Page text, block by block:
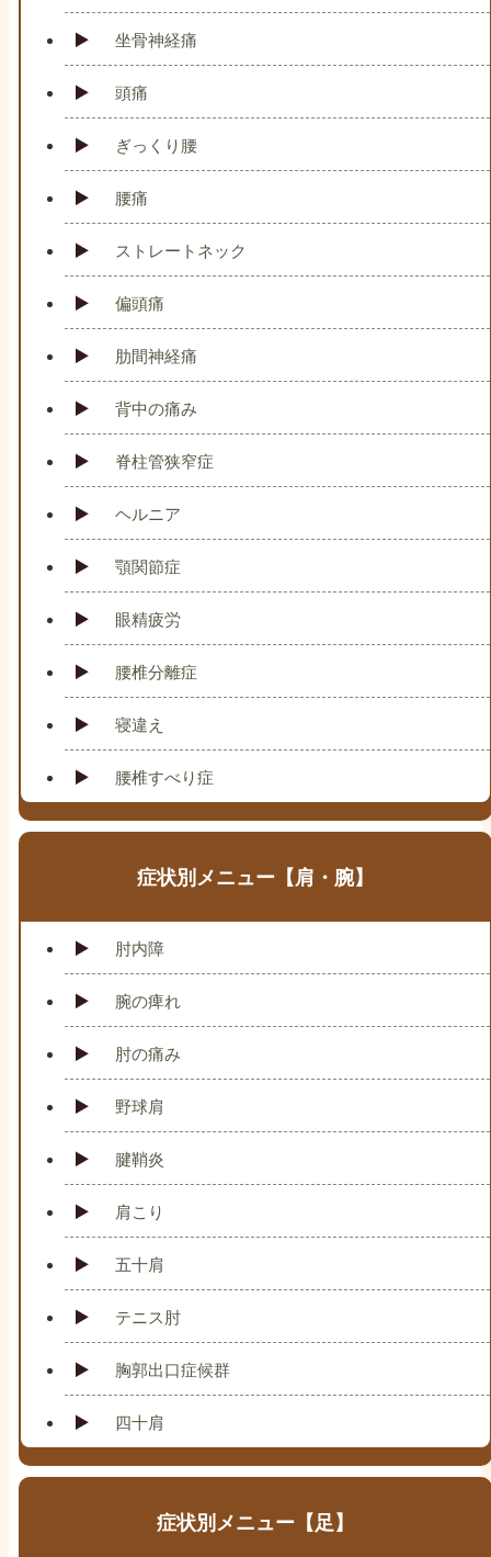
坐骨神経痛
頭痛
ぎっくり腰
腰痛
ストレートネック
偏頭痛
肋間神経痛
背中の痛み
脊柱管狭窄症
ヘルニア
顎関節症
眼精疲労
腰椎分離症
寝違え
腰椎すべり症
症状別メニュー【肩・腕】
肘内障
腕の痺れ
肘の痛み
野球肩
腱鞘炎
肩こり
五十肩
テニス肘
胸郭出口症候群
四十肩
症状別メニュー【足】